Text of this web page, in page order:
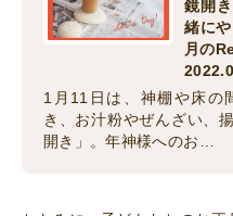
鏡開
緒に
月の
1月11日は、神棚や床の
き、お汁粉やぜんざい、
開き」。年神様へのお…